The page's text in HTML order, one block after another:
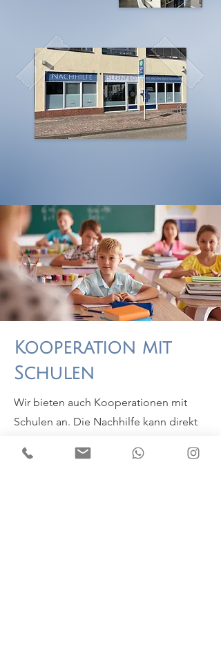
Kooperation mit
Schulen
Wir bieten auch Kooperationen mit
Schulen an. Die Nachhilfe kann direkt
Konzept individuell an die Schule